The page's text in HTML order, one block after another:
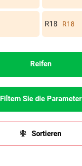
R18
Reifen
Filtern Sie die Parameter
Sortieren